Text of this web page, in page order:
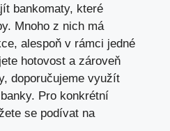
bankomaty, které
Mnoho z nich má
alespoň v rámci jedné
hotovost a zároveň
doporučujeme využít
Pro konkrétní
se podívat na